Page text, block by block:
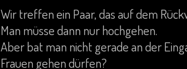
Wir treffen ein Paar, das auf dem
Man müsse dann nur hochgehen.
Aber bat man nicht gerade an der
Frauen gehen dürfen?